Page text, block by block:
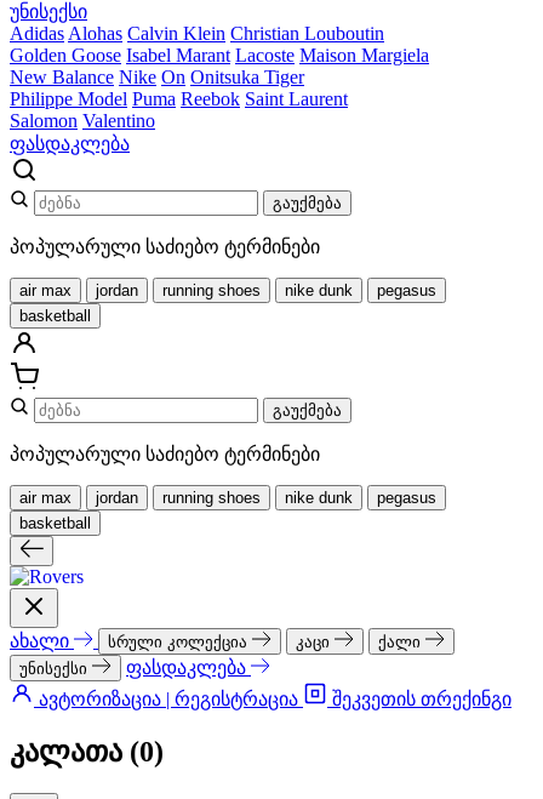
უნისექსი
Adidas Alohas Calvin Klein Christian Louboutin
Golden Goose Isabel Marant Lacoste Maison Margiela
New Balance Nike On Onitsuka Tiger
Philippe Model Puma Reebok Saint Laurent
Salomon Valentino
ფასდაკლება
გაუქმება
პოპულარული საძიებო ტერმინები
air max jordan running shoes nike dunk
pegasus
basketball
გაუქმება
პოპულარული საძიებო ტერმინები
air max jordan running shoes nike dunk
pegasus
basketball
ახალი სრული კოლექცია კაცი
ქალი
უნისექსი
ფასდაკლება
ავტორიზაცია | რეგისტრაცია
შეკვეთის თრექინგი
კალათა (0)